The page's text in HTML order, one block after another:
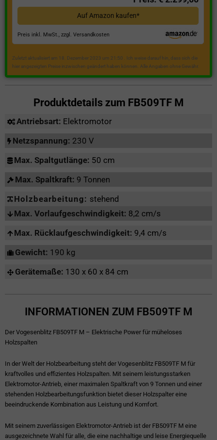
Auf Amazon kaufen*
Preis inkl. MwSt., zzgl. Versandkosten
Zuletzt aktualisiert am 18. Dezember 2023 um 21:50 . Ich weise darauf hin, dass sich die
hier angezeigten Preise inzwischen geändert haben können. Alle Angaben ohne Gewähr.
Produktdetails zum FB509TF M
Antriebsart: Elektromotor
Netzspannung: 230 V
Max. Spaltgutlänge: 50 cm
Max. Spaltkraft: 9 Tonnen
Holzbearbeitung: stehend
Max. Vorlaufgeschwindigkeit: 8,2 cm/s
Max. Rücklaufgeschwindigkeit: 9,4 cm/s
Gewicht: 190 kg
Gerätemaße: 130 x 60 x 84 cm
INFORMATIONEN ZUM FB509TF M
Der Vogesenblitz FB509TF M – Elektrische Power für müheloses
Holzspalten
In der Welt der Holzbearbeitung steht der Vogesenblitz FB509TF M für
kraftvolles und effizientes Holzspalten. Mit seinem leistungsstarken
Elektromotor-Antrieb, einer maximalen Spaltkraft von 9 Tonnen und einer
stehenden Holzbearbeitungsfunktion bietet dieser Holzspalter eine
beeindruckende Kombination aus Leistung und Komfort.
Mit seinem zuverlässigen Elektromotor-Antrieb ist der FB509TF M eine
ausgezeichnete Wahl für alle, die eine nachhaltige und leise Energiequelle